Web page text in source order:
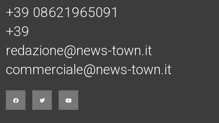
+39 08621965091
+39
redazione@news-town.it
commerciale@news-town.it